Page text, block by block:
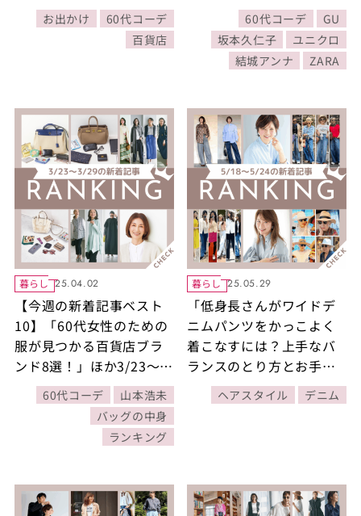
大人のデニムコーデ」ほ
か、3/2～3/8に公開され
た記事の人気ランキング
お出かけ
60代コーデ
百貨店
えるハレの日コーデ」ほ
か3/16～3/22に公開され
た記事の人気ランキング
をご紹介！
60代コーデ
GU
坂本久仁子
ユニクロ
結城アンナ
ZARA
暮らし 25.04.02
【今週の新着記事ベスト
10】「60代女性のための
服が見つかる百貨店ブラ
ンド8選！」ほか3/23～
3/29に公開された記事の
人気ランキングをご紹
60代コーデ
山本浩未
バッグの中身
ランキング
暮らし 25.05.29
「低身長さんがワイドデ
ニムパンツをかっこよく
着こなすには？上手なバ
ランスのとり方とお手本
コーデ4選」ほか5/18～
5/24に公開された記事の
ヘアスタイル デニム